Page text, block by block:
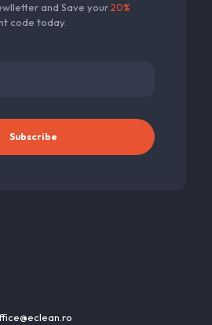
and Save your20%
code today.